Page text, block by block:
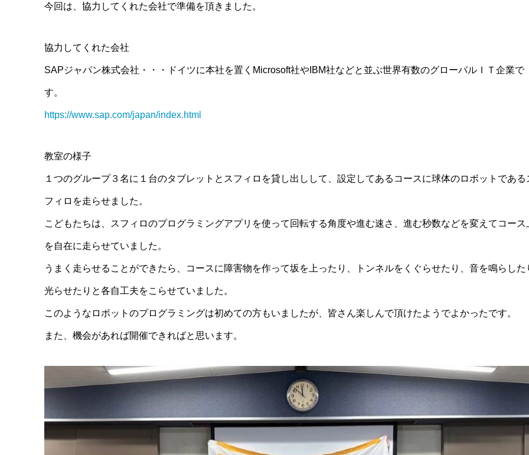
今回は、協力してくれた会社で準備を頂きました。
協力してくれた会社
SAPジャパン株式会社・・・ドイツに本社を置くMicrosoft社やIBM社などと並ぶ世界有数のグローバルＩＴ企業で
す。
https://www.sap.com/japan/index.html
教室の様子
１つのグループ３名に１台のタブレットとスフィロを貸し出しして、設定してあるコースに球体のロボットである
フィロを走らせました。
こどもたちは、スフィロのプログラミングアプリを使って回転する角度や進む速さ、進む秒数などを変えてコース
を自在に走らせていました。
うまく走らせることができたら、コースに障害物を作って坂を上ったり、トンネルをくぐらせたり、音を鳴らした
光らせたりと各自工夫をこらせていました。
このようなロボットのプログラミングは初めての方もいましたが、皆さん楽しんで頂けたようでよかったです。
また、機会があれば開催できればと思います。